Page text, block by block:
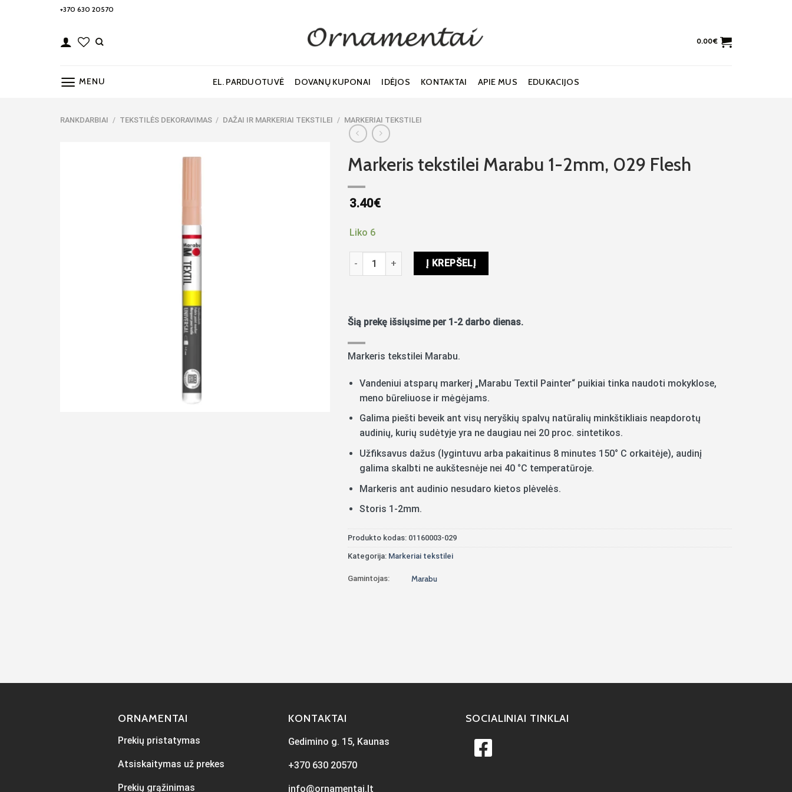
+370 630 20570
0.00€
MENU EL. PARDUOTUVĖ DOVANŲ KUPONAI IDĖJOS KONTAKTAI APIE MUS EDUKACIJOS
RANKDARBIAI / TEKSTILĖS DEKORAVIMAS / DAŽAI IR MARKERIAI TEKSTILEI / MARKERIAI TEKSTILEI
Markeris tekstilei Marabu 1-2mm, 029 Flesh
3.40€
Liko 6
produkto kiekis: Markeris tekstilei Marabu 1-2mm, 029 Flesh
Į KREPŠELĮ
Šią prekę išsiųsime per 1-2 darbo dienas.
Markeris tekstilei Marabu.
Vandeniui atsparų markerį „Marabu Textil Painter“ puikiai tinka naudoti mokyklose,
meno būreliuose ir mėgėjams.
Galima piešti beveik ant visų neryškių spalvų natūralių minkštikliais neapdorotų
audinių, kurių sudėtyje yra ne daugiau nei 20 proc. sintetikos.
Užfiksavus dažus (lygintuvu arba pakaitinus 8 minutes 150° C orkaitėje), audinį
galima skalbti ne aukštesnėje nei 40 °C temperatūroje.
Markeris ant audinio nesudaro kietos plėvelės.
Storis 1-2mm.
Produkto kodas: 01160003-029
Kategorija: Markeriai tekstilei
Gamintojas: Marabu
ORNAMENTAI
Prekių pristatymas
Atsiskaitymas už prekes
Prekių grąžinimas
KONTAKTAI
Gedimino g. 15, Kaunas
+370 630 20570
info@ornamentai.lt
SOCIALINIAI TINKLAI